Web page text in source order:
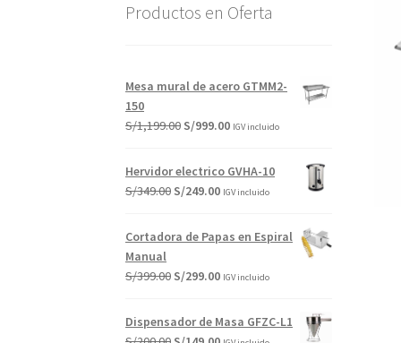
Productos en Oferta
Mesa mural de acero GTMM2-
150
S/1,199.00 El
original
era:
S/999.00El
actual
IGV incluido
Hervidor electrico GVHA-10
S/349.00 El
original
S/349.00.
S/249.00ElIGV incluido
Cortadora de Papas en Espiral
Manual
S/399.00 El
original
era:
S/299.00El
actual
IGV incluido
Dispensador de Masa GFZC-L1